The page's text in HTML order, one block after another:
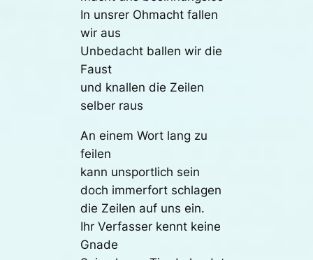
In unsrer Ohmacht fallen
wir aus
Unbedacht ballen wir die
Faust
und knallen die Zeilen
selber raus
An einem Wort lang zu
feilen
kann unsportlich sein
doch immerfort schlagen
die Zeilen auf uns ein.
Ihr Verfasser kennt keine
Gnade